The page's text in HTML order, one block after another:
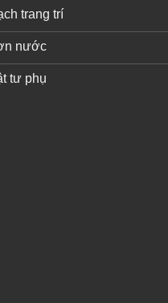
trang trí
nước
tư phụ